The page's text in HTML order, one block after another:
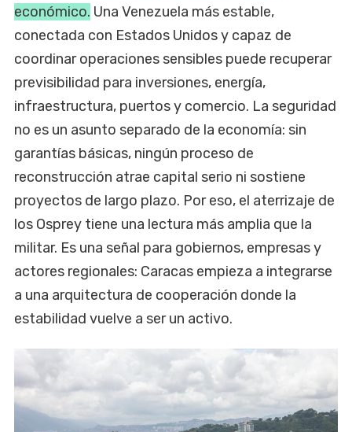
económico. Una Venezuela más estable,
conectada con Estados Unidos y capaz de
coordinar operaciones sensibles puede recuperar
previsibilidad para inversiones, energía,
infraestructura, puertos y comercio. La seguridad
no es un asunto separado de la economía: sin
garantías básicas, ningún proceso de
reconstrucción atrae capital serio ni sostiene
proyectos de largo plazo. Por eso, el aterrizaje de
los Osprey tiene una lectura más amplia que la
militar. Es una señal para gobiernos, empresas y
actores regionales: Caracas empieza a integrarse
a una arquitectura de cooperación donde la
estabilidad vuelve a ser un activo.